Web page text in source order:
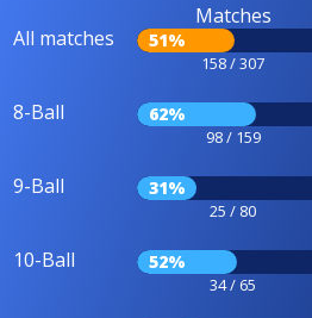
All matches
Matches
51%
158 / 307
8-Ball 62%
98 / 159
9-Ball 31%
25 / 80
10-Ball 52%
34 / 65